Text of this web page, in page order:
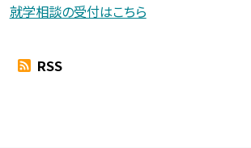
就学相談の受付はこちら
RSS